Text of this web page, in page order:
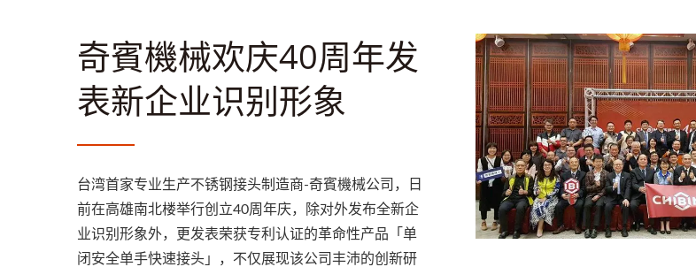
奇賓機械欢庆40周年发
表新企业识别形象
台湾首家专业生产不锈钢接头制造商-奇賓機械公司，日
前在高雄南北楼举行创立40周年庆，除对外发布全新企
业识别形象外，更发表荣获专利认证的革命性产品「单
闭安全单手快速接头」，不仅展现该公司丰沛的创新研